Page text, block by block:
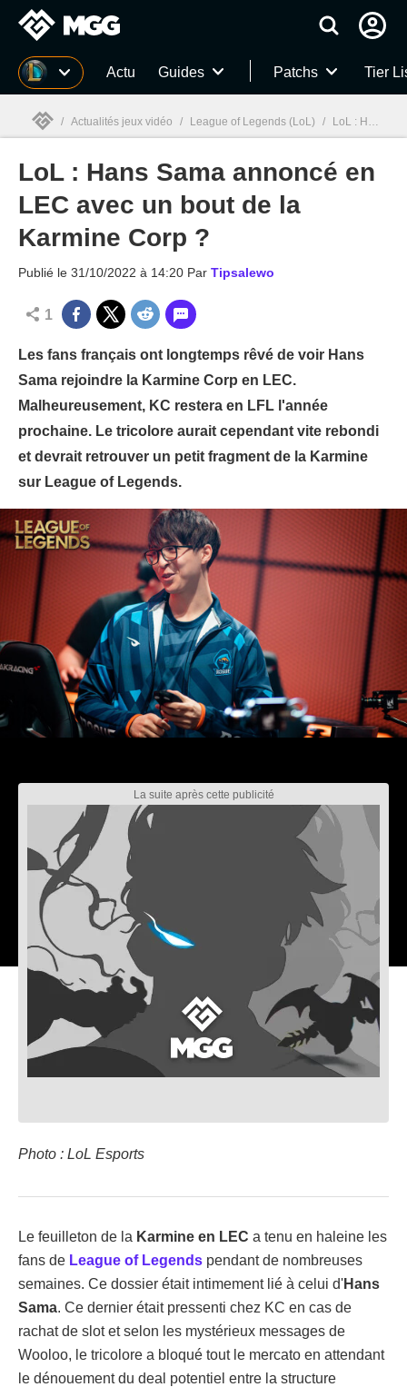
MGG Actu Guides Patchs Tier
MGG
/ Actualités jeux vidéo / League of Legends (LoL) / LoL : Hans Sama annoncé en LEC avec un bout de la Karmine Corp ?
LoL : Hans Sama annoncé en
LEC avec un bout de la
Karmine Corp ?
Publié le 31/10/2022 à 14:20 Par Tipsalewo
1
Les fans français ont longtemps rêvé de voir Hans
Sama rejoindre la Karmine Corp en LEC.
Malheureusement, KC restera en LFL l'année
prochaine. Le tricolore aurait cependant vite rebondi
et devrait retrouver un petit fragment de la Karmine
sur League of Legends.
Photo : LoL Esports
Le feuilleton de la Karmine en LEC a tenu en haleine les
fans de League of Legends pendant de nombreuses
semaines. Ce dossier était intimement lié à celui d'Hans
Sama. Ce dernier était pressenti chez KC en cas de
rachat de slot et selon les mystérieux messages de
Wooloo, le tricolore a bloqué tout le mercato en attendant
le dénouement du deal potentiel entre la structure